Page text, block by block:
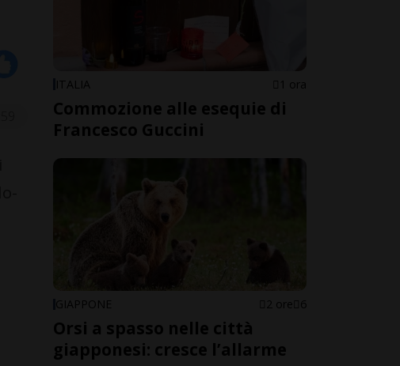
ITALIA 1 ora
Commozione alle esequie di
Francesco Guccini
GIAPPONE 2 ore 6
Orsi a spasso nelle città
giapponesi: cresce l’allarme